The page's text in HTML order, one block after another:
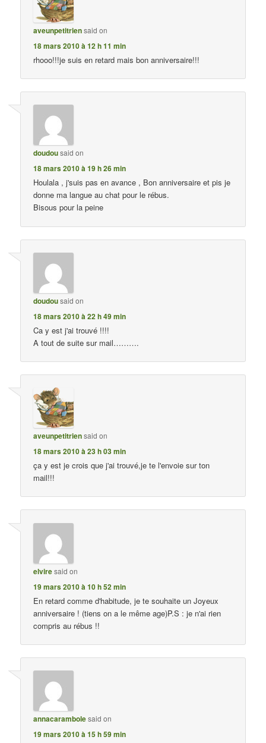
aveunpetitriensaid on
18 mars 2010 à 12 h 11 min
rhooo!!!je suis en retard mais bon anniversaire!!!
doudousaid on
18 mars 2010 à 19 h 26 min
Houlala , j'suis pas en avance , Bon anniversaire et pis je
donne ma langue au chat pour le rébus.
Bisous pour la peine
doudousaid on
18 mars 2010 à 22 h 49 min
Ca y est j'ai trouvé !!!!
A tout de suite sur mail……….
aveunpetitriensaid on
18 mars 2010 à 23 h 03 min
ça y est je crois que j'ai trouvé,je te l'envoie sur ton
mail!!!
elviresaid on
19 mars 2010 à 10 h 52 min
En retard comme d'habitude, je te souhaite un Joyeux
anniversaire ! (tiens on a le même age)P.S : je n'ai rien
compris au rébus !!
annacarambolesaid on
19 mars 2010 à 15 h 59 min